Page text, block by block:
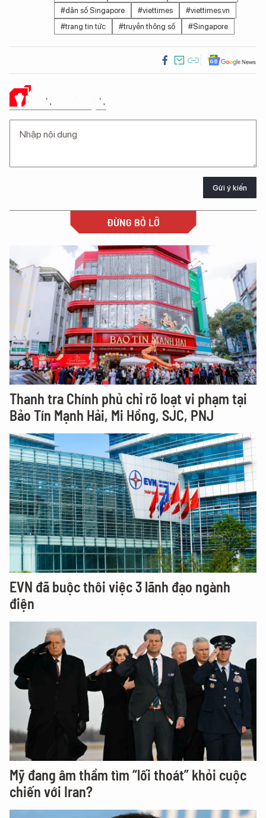
#dân số Singapore #viettimes
#viettimes.vn
#trang tin tức
#truyền thông số #Singapore
Ý KIẾN CỦA BẠN
Gửi ý kiến
ĐỪNG BỎ LỠ
Thanh tra Chính phủ chỉ rõ loạt vi phạm tại
Bảo Tín Mạnh Hải, Mi Hồng, SJC, PNJ
EVN đã buộc thôi việc 3 lãnh đạo ngành
điện
Mỹ đang âm thầm tìm “lối thoát” khỏi cuộc
chiến với Iran?